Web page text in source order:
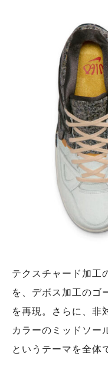
テクスチャード加工
を、デボス加工のゴ
を再現。さらに、非
カラーのミッドソー
というテーマを全体